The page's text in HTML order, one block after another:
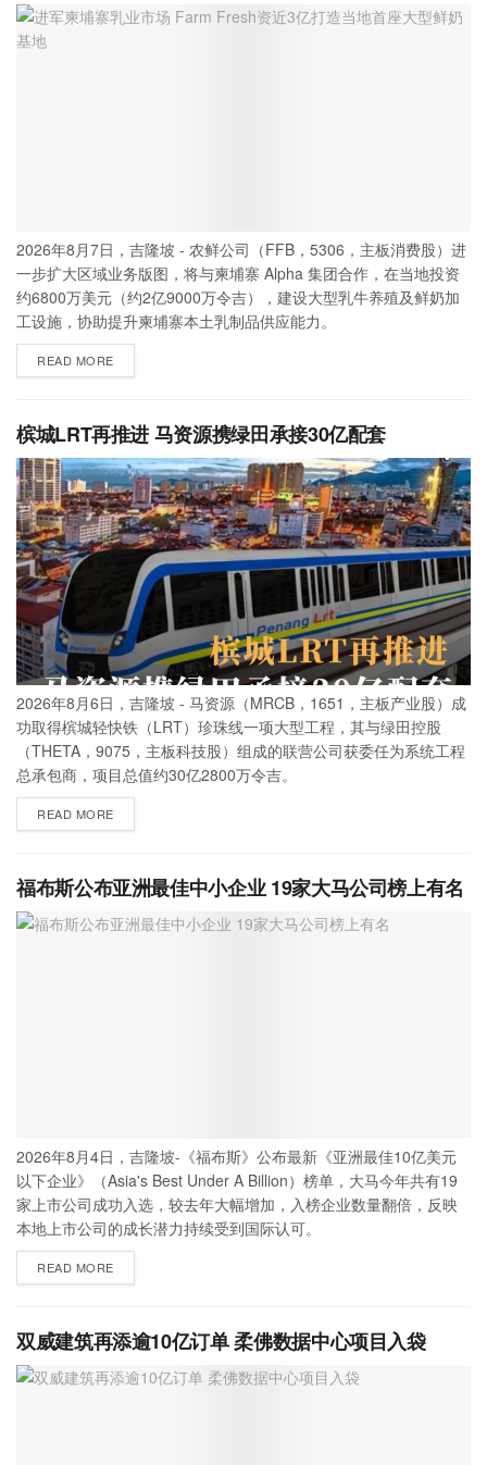
2026年8月7日，吉隆坡 - 农鲜公司（FFB，5306，主板消费股）进
一步扩大区域业务版图，将与柬埔寨 Alpha 集团合作，在当地投资
约6800万美元（约2亿9000万令吉），建设大型乳牛养殖及鲜奶加
工设施，协助提升柬埔寨本土乳制品供应能力。
READ MORE
槟城LRT再推进 马资源携绿田承接30亿配套
2026年8月6日，吉隆坡 - 马资源（MRCB，1651，主板产业股）成
功取得槟城轻快铁（LRT）珍珠线一项大型工程，其与绿田控股
（THETA，9075，主板科技股）组成的联营公司获委任为系统工程
总承包商，项目总值约30亿2800万令吉。
READ MORE
福布斯公布亚洲最佳中小企业 19家大马公司榜上有名
2026年8月4日，吉隆坡-《福布斯》公布最新《亚洲最佳10亿美元
以下企业》（Asia's Best Under A Billion）榜单，大马今年共有19
家上市公司成功入选，较去年大幅增加，入榜企业数量翻倍，反映
本地上市公司的成长潜力持续受到国际认可。
READ MORE
双威建筑再添逾10亿订单 柔佛数据中心项目入袋